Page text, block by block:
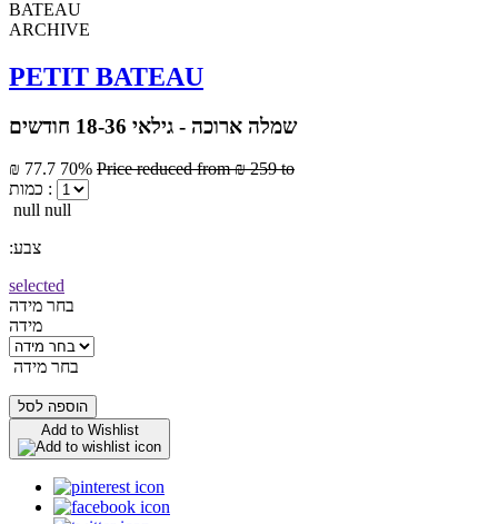
ARCHIVE
PETIT BATEAU
שמלה ארוכה - גילאי 18-36 חודשים
₪ 77.7 70% Price reduced from₪ 259 to
כמות :
null null
:צבע
selected
בחר מידה
מידה
בחר מידה
הוספה לסל
Add to Wishlist